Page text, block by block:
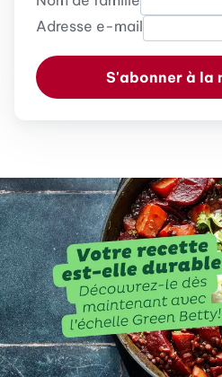
Adresse e-mail
S'abonner à la